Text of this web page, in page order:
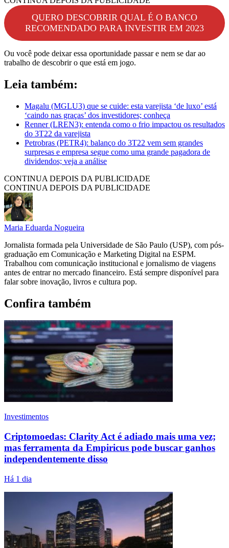
QUERO DESCOBRIR QUAL É O BANCO
RECOMENDADO PARA INVESTIR EM 2023
Ou você pode deixar essa oportunidade passar e nem se dar ao
trabalho de descobrir o que está em jogo.
Leia também:
Magalu (MGLU3) que se cuide: esta varejista ‘de luxo’ está
‘caindo nas graças’ dos investidores; conheça
Renner (LREN3): entenda como o frio impactou os resultados
do 3T22 da varejista
Petrobras (PETR4): balanço do 3T22 vem sem grandes
surpresas e empresa segue como uma grande pagadora de
dividendos; veja a análise
CONTINUA DEPOIS DA PUBLICIDADE
CONTINUA DEPOIS DA PUBLICIDADE
Maria Eduarda Nogueira
Jornalista formada pela Universidade de São Paulo (USP), com pós-
graduação em Comunicação e Marketing Digital na ESPM.
Trabalhou com comunicação institucional e jornalismo de viagens
antes de entrar no mercado financeiro. Está sempre disponível para
falar sobre inovação, livros e cultura pop.
Confira também
Investimentos
Criptomoedas: Clarity Act é adiado mais uma vez;
mas ferramenta da Empiricus pode buscar ganhos
independentemente disso
Há 1 dia